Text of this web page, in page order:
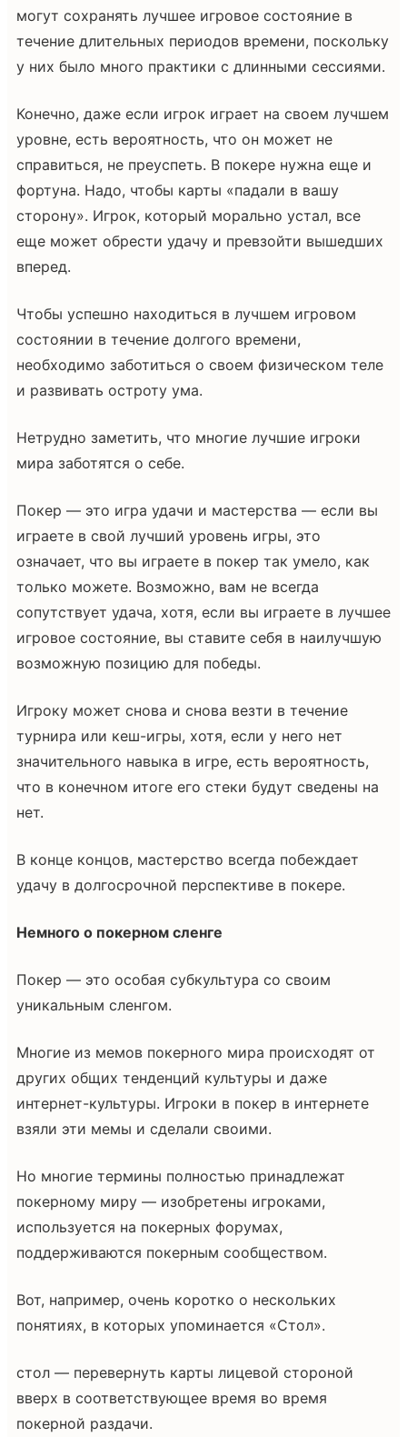
могут сохранять лучшее игровое состояние в
течение длительных периодов времени, поскольку
у них было много практики с длинными сессиями.
Конечно, даже если игрок играет на своем лучшем
уровне, есть вероятность, что он может не
справиться, не преуспеть. В покере нужна еще и
фортуна. Надо, чтобы карты «падали в вашу
сторону». Игрок, который морально устал, все
еще может обрести удачу и превзойти вышедших
вперед.
Чтобы успешно находиться в лучшем игровом
состоянии в течение долгого времени,
необходимо заботиться о своем физическом теле
и развивать остроту ума.
Нетрудно заметить, что многие лучшие игроки
мира заботятся о себе.
Покер — это игра удачи и мастерства — если вы
играете в свой лучший уровень игры, это
означает, что вы играете в покер так умело, как
только можете. Возможно, вам не всегда
сопутствует удача, хотя, если вы играете в лучшее
игровое состояние, вы ставите себя в наилучшую
возможную позицию для победы.
Игроку может снова и снова везти в течение
турнира или кеш-игры, хотя, если у него нет
значительного навыка в игре, есть вероятность,
что в конечном итоге его стеки будут сведены на
нет.
В конце концов, мастерство всегда побеждает
удачу в долгосрочной перспективе в покере.
Немного о покерном сленге
Покер — это особая субкультура со своим
уникальным сленгом.
Многие из мемов покерного мира происходят от
других общих тенденций культуры и даже
интернет-культуры. Игроки в покер в интернете
взяли эти мемы и сделали своими.
Но многие термины полностью принадлежат
покерному миру — изобретены игроками,
используется на покерных форумах,
поддерживаются покерным сообществом.
Вот, например, очень коротко о нескольких
понятиях, в которых упоминается «Стол».
стол — перевернуть карты лицевой стороной
вверх в соответствующее время во время
покерной раздачи.